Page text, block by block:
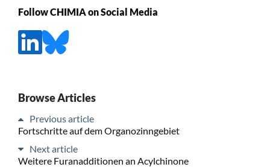
Follow CHIMIA on Social Media
Browse Articles
Previous article
Fortschritte auf dem Organozinngebiet
Next article
Weitere Furanadditionen an Acylchinone